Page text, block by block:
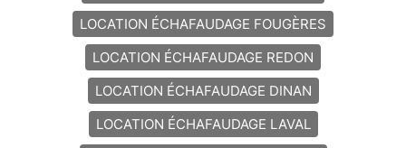
LOCATION ÉCHAFAUDAGE FOUGÈRES
LOCATION ÉCHAFAUDAGE REDON
LOCATION ÉCHAFAUDAGE DINAN
LOCATION ÉCHAFAUDAGE LAVAL